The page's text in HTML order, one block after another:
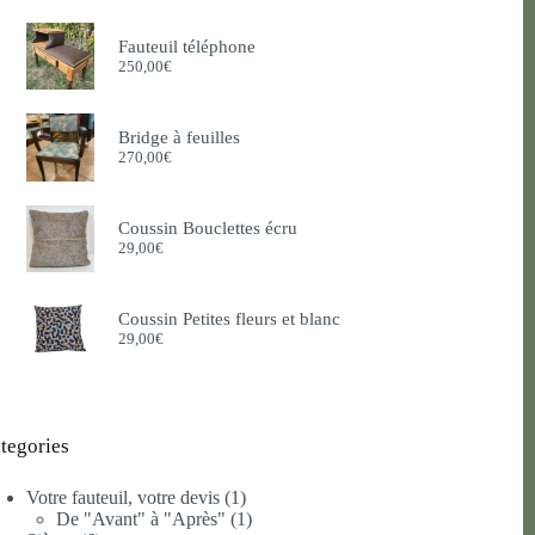
Fauteuil téléphone
250,00€
Bridge à feuilles
270,00€
Coussin Bouclettes écru
29,00€
Coussin Petites fleurs et blanc
29,00€
Votre fauteuil, votre devis 11
produit
De "Avant" à "Après" 11